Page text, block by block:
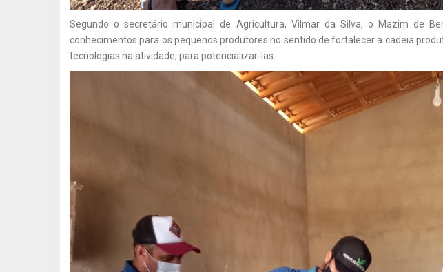
Segundo o secretário municipal de Agricultura, Vilmar da Silva, o Mazim de
conhecimentos para os pequenos produtores no sentido de fortalecer a cadeia
tecnologias na atividade, para potencializar-las.